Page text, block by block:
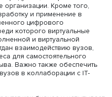
оргкомитет ЦИПР-2022
роста, которые будут
университетов
научной и
В каждом пятом вузе
При этом процесс IT-
плавным и учитывать